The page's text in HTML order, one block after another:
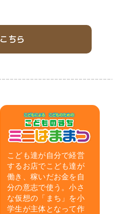
ちら
こども達が自分で経営
するお店でこども達が
働き、稼いだお金を自
分の意志で使う。小さ
な仮想の「まち」を小
学生が主体となって作